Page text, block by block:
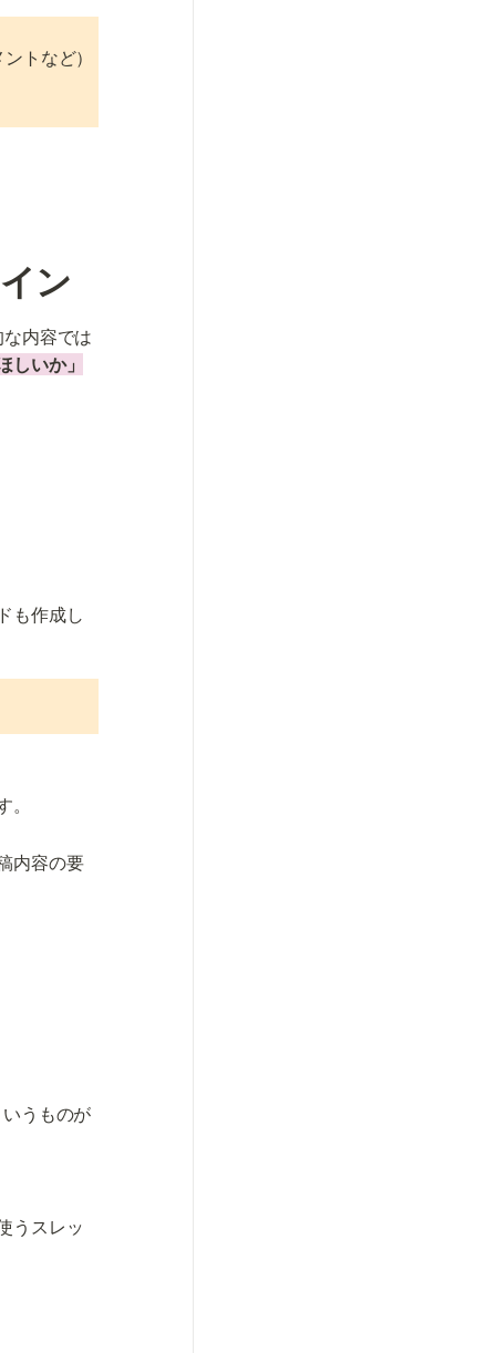
トなど）
ン
内容では
しいか」
も作成し
内容の要
うものが
うスレッ